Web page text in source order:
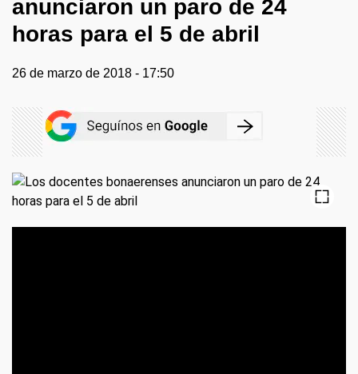
anunciaron un paro de 24
horas para el 5 de abril
26 de marzo de 2018 - 17:50